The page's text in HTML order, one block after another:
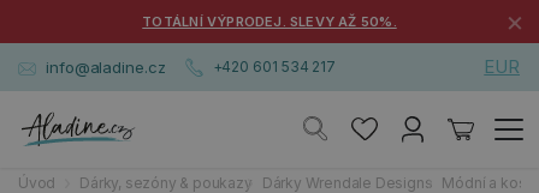
TOTÁLNÍ VÝPRODEJ. SLEVY AŽ 50%. ×
info@aladine.cz +420 601 534 217 EUR
Úvod Dárky, sezóny & poukazy Dárky Wrendale Designs Módní a